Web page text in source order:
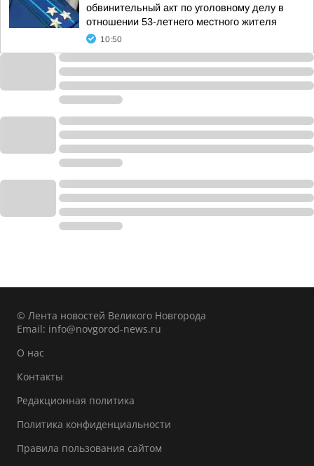
обвинительный акт по уголовному делу в
отношении 53-летнего местного жителя
10:50
© Лента новостей Великого Новгорода
Email: info@novgorod-news.ru
О нас
Контакты
Редакционная политика
Политика конфиденциальности
Правила пользования сайтом